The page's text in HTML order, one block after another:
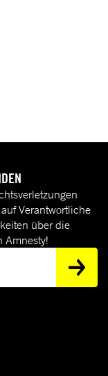
Verantwortliche
über die
Amnesty!